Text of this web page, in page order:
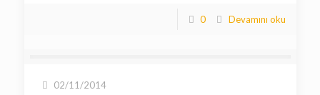
0 Devamını oku
02/11/2014